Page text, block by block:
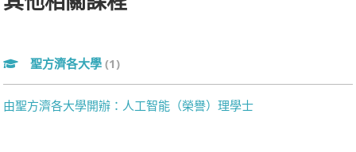
聖方濟各大學 (1)
由聖方濟各大學開辦：人工智能（榮譽）理學士